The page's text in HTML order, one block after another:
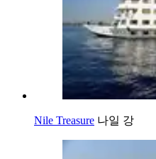
Nile Treasure 나일 강